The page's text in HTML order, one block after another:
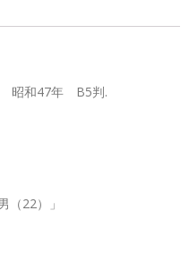
昭和47年 B5判.
（22）」